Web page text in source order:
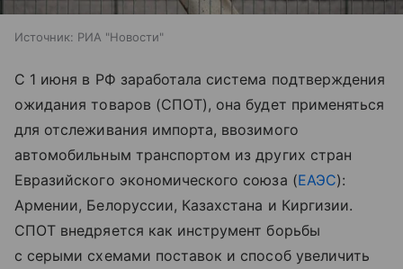
Источник: РИА "Новости"
С 1 июня в РФ заработала система подтверждения
ожидания товаров (СПОТ), она будет применяться
для отслеживания импорта, ввозимого
автомобильным транспортом из других стран
Евразийского экономического союза (ЕАЭС):
Армении, Белоруссии, Казахстана и Киргизии.
СПОТ внедряется как инструмент борьбы
с серыми схемами поставок и способ увеличить